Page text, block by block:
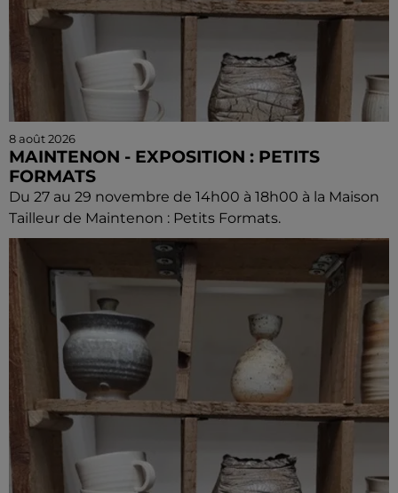
8 août 2026
MAINTENON - EXPOSITION : PETITS
FORMATS
Du 27 au 29 novembre de 14h00 à 18h00 à la Maison
Tailleur de Maintenon : Petits Formats.